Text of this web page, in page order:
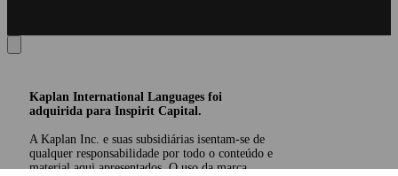
Kaplan International Languages foi
adquirida para Inspirit Capital.
A Kaplan Inc. e suas subsidiárias isentam-se de
qualquer responsabilidade por todo o conteúdo e
material aqui apresentados. O uso da marca